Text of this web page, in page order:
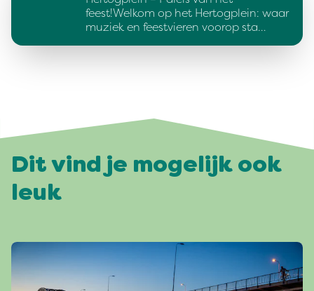
feest!Welkom op het Hertogplein: waar
muziek en feestvieren voorop sta…
Dit vind je mogelijk ook
leuk